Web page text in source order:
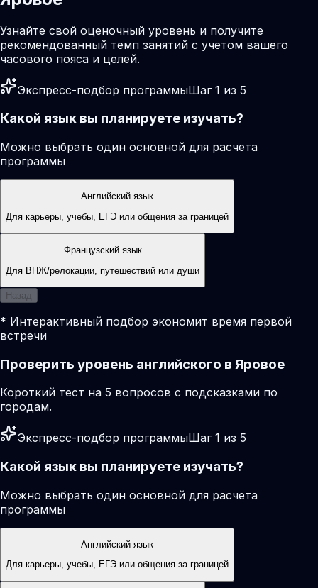
Узнайте свой оценочный уровень и получите
рекомендованный темп занятий с учетом вашего
часового пояса и целей.
Экспресс-подбор программыШаг 1 из 5
Какой язык вы планируете изучать?
Можно выбрать один основной для расчета
программы
Английский язык
Для карьеры, учебы, ЕГЭ или общения за границей
Французский язык
Для ВНЖ/релокации, путешествий или души
Назад
* Интерактивный подбор экономит время первой
встречи
Проверить уровень английского в Яровое
Короткий тест на 5 вопросов с подсказками по
городам.
Экспресс-подбор программыШаг 1 из 5
Какой язык вы планируете изучать?
Можно выбрать один основной для расчета
программы
Английский язык
Для карьеры, учебы, ЕГЭ или общения за границей